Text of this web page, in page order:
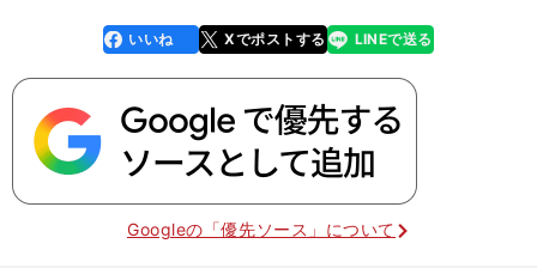
faceboo
k
いいね Xでポストする
line LINEで送る
Googleの「優先ソース」について